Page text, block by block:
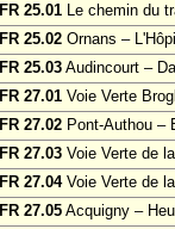
FR 25.01 Le chemin du
FR 25.02 Ornans –
FR 25.03 Audincourt –
FR 27.01 Voie Verte
FR 27.02 Pont-Authou –
FR 27.03 Voie Verte de
FR 27.04Voie Verte de
FR 27.05 Acquigny –